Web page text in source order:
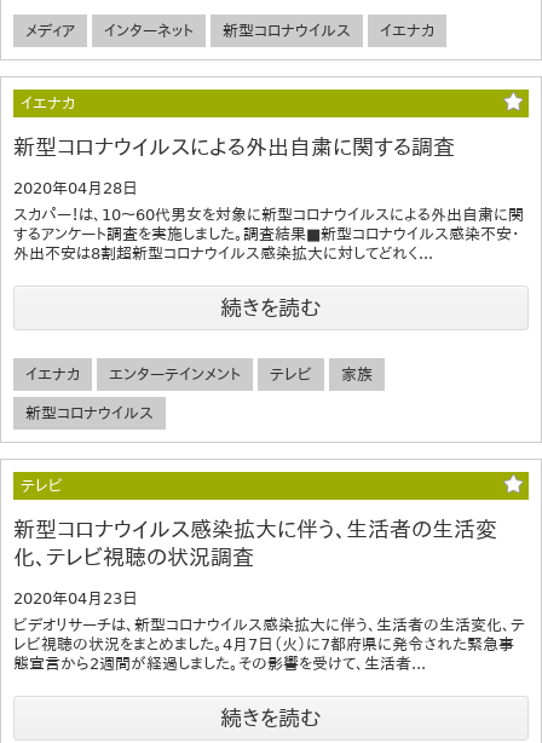
メディア インターネット 新型コロナウイルス イエナカ
イエナカ
新型コロナウイルスによる外出自粛に関する調査
2020年04月28日
スカパー！は、10～60代男女を対象に新型コロナウイルスによる外出自粛に関
するアンケート調査を実施しました。調査結果■新型コロナウイルス感染不安・
外出不安は8割超新型コロナウイルス感染拡大に対してどれく...
続きを読む
イエナカ エンターテインメント テレビ 家族
新型コロナウイルス
テレビ
新型コロナウイルス感染拡大に伴う、生活者の生活変
化、テレビ視聴の状況調査
2020年04月23日
ビデオリサーチは、新型コロナウイルス感染拡大に伴う、生活者の生活変化、テ
レビ視聴の状況をまとめました。4月7日（火）に7都府県に発令された緊急事
態宣言から2週間が経過しました。その影響を受けて、生活者...
続きを読む